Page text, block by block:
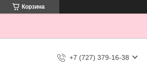
Корзина
+7 (727) 379-16-38